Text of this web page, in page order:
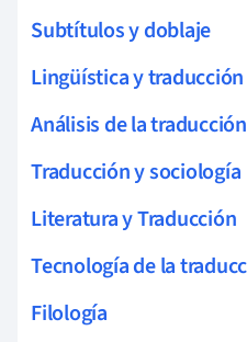
Subtítulos y doblaje
Lingüística y traducción
Análisis de la traducción
Traducción y sociología
Literatura y Traducción
Tecnología de la
Filología